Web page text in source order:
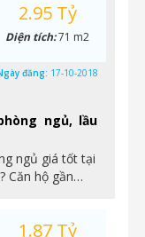
ngủ, lầu
ngủ giá tốt tại
Căn hộ gần…
2.95 Tỷ
Diện tích:71 m2
đăng: 17-10-2018
1.87 Tỷ